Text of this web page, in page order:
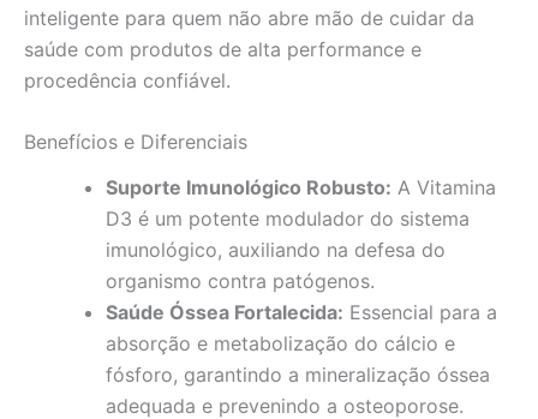
inteligente para quem não abre mão de cuidar da
saúde com produtos de alta performance e
procedência confiável.
Benefícios e Diferenciais
Suporte Imunológico Robusto: A Vitamina
D3 é um potente modulador do sistema
imunológico, auxiliando na defesa do
organismo contra patógenos.
Saúde Óssea Fortalecida: Essencial para a
absorção e metabolização do cálcio e
fósforo, garantindo a mineralização óssea
adequada e prevenindo a osteoporose.